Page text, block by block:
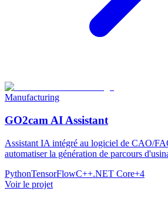
Manufacturing
GO2cam AI Assistant
Assistant IA intégré au logiciel de CAO/
automatiser la génération de parcours
PythonTensorFlowC++.NET Core+4
Voir le projet